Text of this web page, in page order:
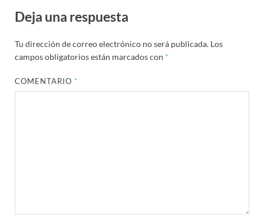
Deja una respuesta
Tu dirección de correo electrónico no será publicada. Los
campos obligatorios están marcados con *
COMENTARIO *